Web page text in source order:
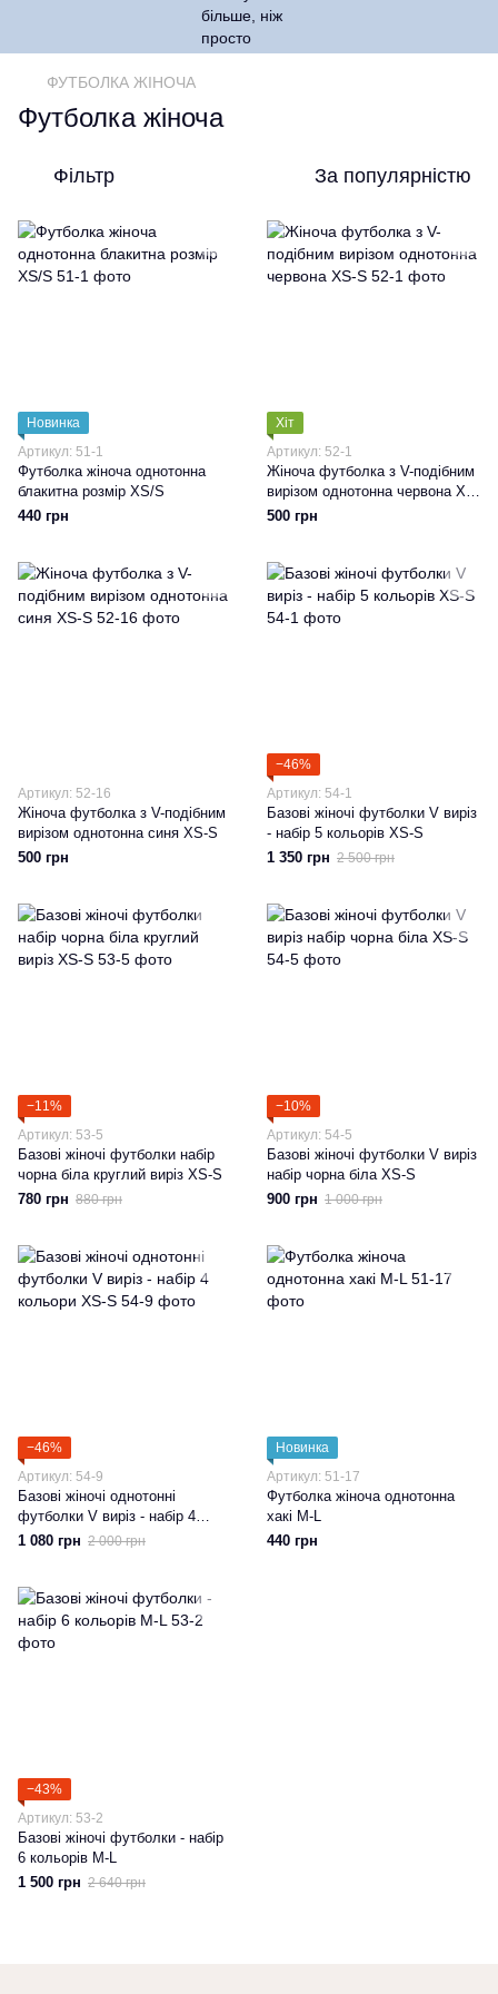
ФУТБОЛКА ЖІНОЧА
Футболка жіноча
Фільтр За популярністю
Новинка
Артикул: 51-1
Футболка жіноча однотонна
блакитна розмір XS/S
440 грн
Хіт
Артикул: 52-1
Жіноча футболка з V-подібним
вирізом однотонна червона XS-
S
500 грн
Артикул: 52-16
Жіноча футболка з V-подібним
вирізом однотонна синя XS-S
500 грн
−46%
Артикул: 54-1
Базові жіночі футболки V виріз
- набір 5 кольорів XS-S
1 350 грн 2 500 грн
−11%
Артикул: 53-5
Базові жіночі футболки набір
чорна біла круглий виріз XS-S
780 грн 880 грн
−10%
Артикул: 54-5
Базові жіночі футболки V виріз
набір чорна біла XS-S
900 грн 1 000 грн
−46%
Артикул: 54-9
Базові жіночі однотонні
футболки V виріз - набір 4
кольори XS-S
1 080 грн 2 000 грн
Новинка
Артикул: 51-17
Футболка жіноча однотонна
хакі M-L
440 грн
−43%
Артикул: 53-2
Базові жіночі футболки - набір
6 кольорів M-L
1 500 грн 2 640 грн